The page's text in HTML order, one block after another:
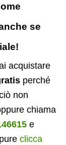
se
acquistare
perché
non
chiama
e
clicca